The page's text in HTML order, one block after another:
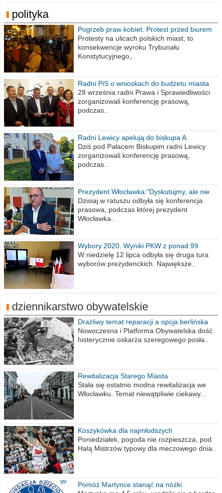
polityka
Pogrzeb praw kobiet. Protest przed biurem
poselskim PiS
Protesty na ulicach polskich miast, to
konsekwencje wyroku Trybunału
Konstytucyjnego,..
Radni PiS o wnioskach do budżetu miasta
na 2021 rok
28 września radni Prawa i Sprawiedliwości
zorganizowali konferencję prasową,
podczas..
Radni Lewicy apelują do biskupa A.
Wiesława Meringa
Dziś pod Pałacem Biskupim radni Lewicy
zorganizowali konferencję prasową,
podczas..
Prezydent Włocławka:"Dyskutujmy, ale nie
obrażajmy się”
Dzisiaj w ratuszu odbyła się konferencja
prasowa, podczas której prezydent
Włocławka..
Wybory 2020. Wyniki PKW z ponad 99
procent obwodów
W niedzielę 12 lipca odbyła się druga tura
wyborów prezydenckich. Największe..
dziennikarstwo obywatelskie
Drażliwy temat reparacji a opcja berlińska
Nowoczesna i Platforma Obywatelska dość
histerycznie oskarża szeregowego posła..
Rewitalizacja Starego Miasta
Stała się ostatnio modna rewitalizacja we
Włocławku. Temat niewątpliwie ciekawy...
Koszykówka dla najmłodszych
Poniedziałek, pogoda nie rozpieszcza, pod
Halą Mistrzów typowy dla meczowego dnia..
Pomóż Martynce stanąć na nóżki